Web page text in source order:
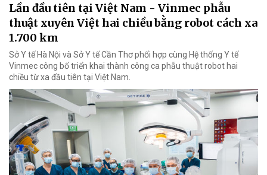
Lần đầu tiên tại Việt Nam - Vinmec phẫu
thuật xuyên Việt hai chiều bằng robot cách xa
1.700 km
Sở Y tế Hà Nội và Sở Y tế Cần Thơ phối hợp cùng Hệ thống Y tế
Vinmec công bố triển khai thành công ca phẫu thuật robot hai
chiều từ xa đầu tiên tại Việt Nam.